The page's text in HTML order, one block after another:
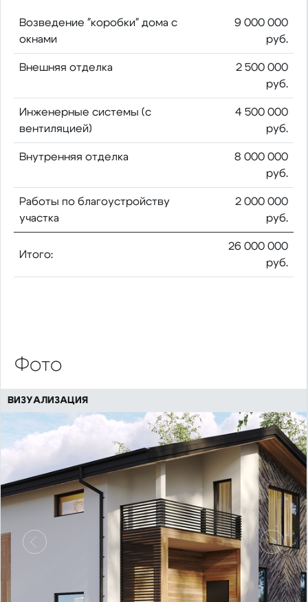
Возведение "коробки" дома с
окнами
9 000 000
руб.
Внешняя отделка
2 500 000
руб.
Инженерные системы (с
вентиляцией)
4 500 000
руб.
Внутренняя отделка
8 000 000
руб.
Работы по благоустройству
участка
2 000 000
руб.
Итого:
26 000 000
руб.
Фото
ВИЗУАЛИЗАЦИЯ
Предыдущий